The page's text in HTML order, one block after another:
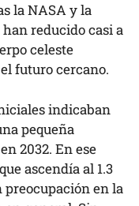
la NASA y la
reducido casi a
celeste
futuro cercano.
indicaban
pequeña
2032. En ese
ascendía al 1.3
en la